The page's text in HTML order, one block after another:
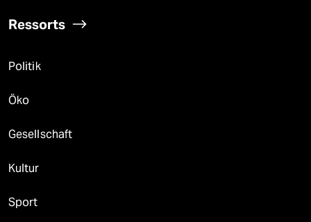
Ressorts
Politik
Öko
Gesellschaft
Kultur
Sport